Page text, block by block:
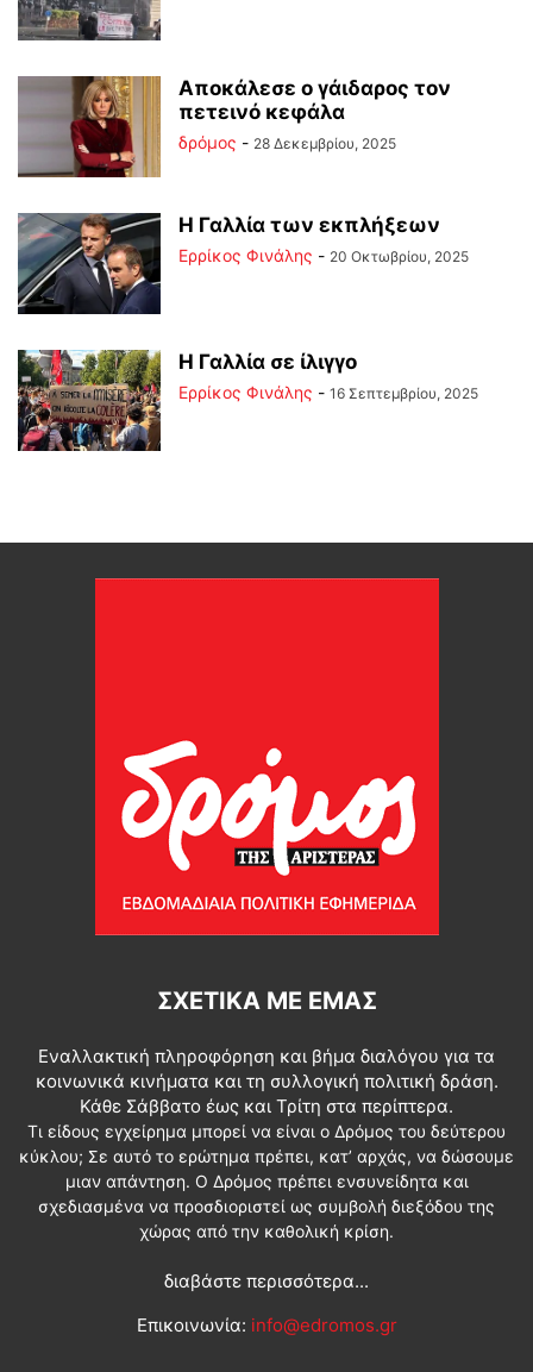
Αποκάλεσε ο γάιδαρος τον
πετεινό κεφάλα
δρόμος - 28 Δεκεμβρίου, 2025
Η Γαλλία των εκπλήξεων
Ερρίκος Φινάλης - 20 Οκτωβρίου, 2025
Η Γαλλία σε ίλιγγο
Ερρίκος Φινάλης - 16 Σεπτεμβρίου, 2025
ΣΧΕΤΙΚΆ ΜΕ ΕΜΆΣ
Εναλλακτική πληροφόρηση και βήμα διαλόγου για τα
κοινωνικά κινήματα και τη συλλογική πολιτική δράση.
Κάθε Σάββατο έως και Τρίτη στα περίπτερα.
Τι είδους εγχείρημα μπορεί να είναι ο Δρόμος του δεύτερου
κύκλου; Σε αυτό το ερώτημα πρέπει, κατ’ αρχάς, να δώσουμε
μιαν απάντηση. Ο Δρόμος πρέπει ενσυνείδητα και
σχεδιασμένα να προσδιοριστεί ως συμβολή διεξόδου της
χώρας από την καθολική κρίση.
διαβάστε περισσότερα...
Επικοινωνία: info@edromos.gr